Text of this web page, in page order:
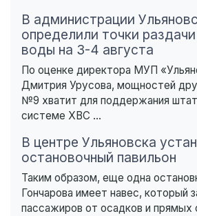
В администрации
определили точки
воды на 3-4 августа
По оценке директора МУП
Дмитрия Урусова, мощностей
№9 хватит для поддержания
системе ХВС ...
В центре Ульяновска
остановочный павильон
Таким образом, еще одна
Гончарова имеет навес, который
пассажиров от осадков и прямых